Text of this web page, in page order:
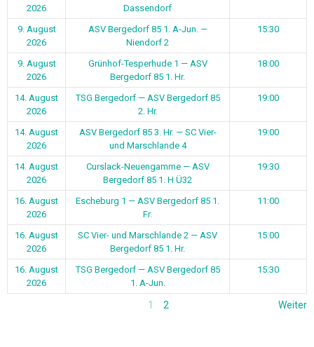
2026
Dassendorf
9. August
2026
ASV Bergedorf 85 1. A-Jun. —
Niendorf 2
15:30
9. August
2026
Grünhof-Tesperhude 1 — ASV
Bergedorf 85 1. Hr.
18:00
14. August
2026
TSG Bergedorf — ASV Bergedorf 85
2. Hr.
19:00
14. August
2026
ASV Bergedorf 85 3. Hr. — SC Vier-
und Marschlande 4
19:00
14. August
2026
Curslack-Neuengamme — ASV
Bergedorf 85 1. H Ü32
19:30
16. August
2026
Escheburg 1 — ASV Bergedorf 85 1.
Fr.
11:00
16. August
2026
SC Vier- und Marschlande 2 — ASV
Bergedorf 85 1. Hr.
15:00
16. August
2026
TSG Bergedorf — ASV Bergedorf 85
1. A-Jun.
15:30
1 2 Weiter